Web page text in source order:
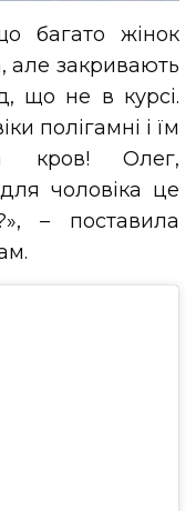
багато жінок
але закривають
що не в курсі.
полігамні і їм
кров! Олег,
чоловіка це
– поставила